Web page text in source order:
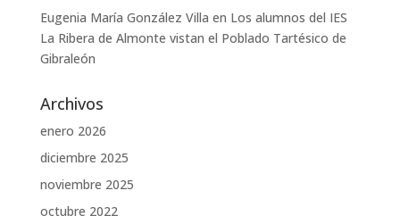
Eugenia María González Villa en Los alumnos del IES
La Ribera de Almonte vistan el Poblado Tartésico de
Gibraleón
Archivos
enero 2026
diciembre 2025
noviembre 2025
octubre 2022